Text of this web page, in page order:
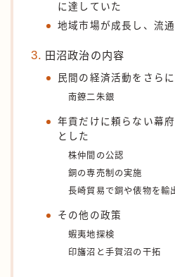
に達していた
地域市場が成長し、流
田沼政治の内容
民間の経済活動をさら
南鐐二朱銀
年貢だけに頼らない幕
とした
株仲間の公認
銅の専売制の実施
長崎貿易で銅や俵物を輸
その他の政策
蝦夷地探検
印旛沼と手賀沼の干拓